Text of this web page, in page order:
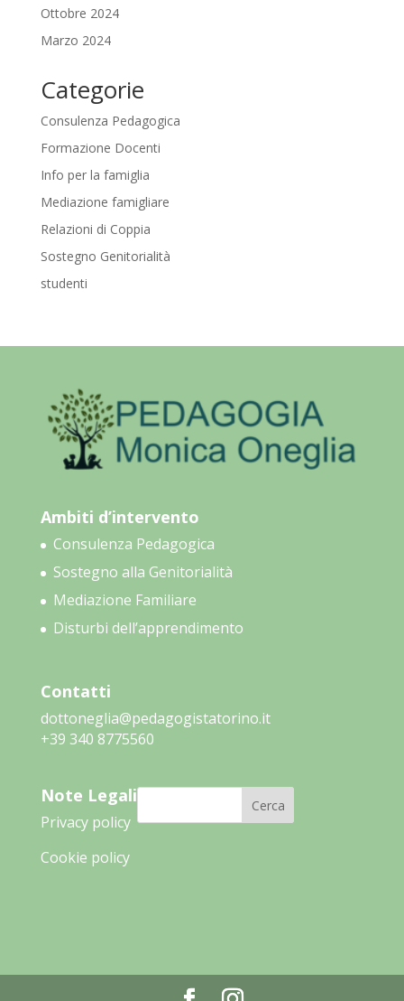
Ottobre 2024
Marzo 2024
Categorie
Consulenza Pedagogica
Formazione Docenti
Info per la famiglia
Mediazione famigliare
Relazioni di Coppia
Sostegno Genitorialità
studenti
Ambiti d’intervento
Consulenza Pedagogica
Sostegno alla Genitorialità
Mediazione Familiare
Disturbi dell’apprendimento
Contatti
dottoneglia@pedagogistatorino.it
‭+39 340 8775560‬
Note Legali
Privacy policy
Cookie policy
Cerca